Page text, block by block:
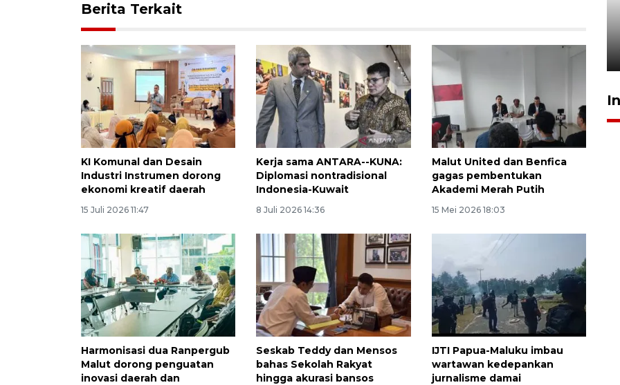
Berita Terkait
KI Komunal dan Desain
Industri Instrumen dorong
ekonomi kreatif daerah
15 Juli 2026 11:47
Kerja sama ANTARA--KUNA:
Diplomasi nontradisional
Indonesia-Kuwait
8 Juli 2026 14:36
Malut United dan Benfica
gagas pembentukan
Akademi Merah Putih
15 Mei 2026 18:03
Harmonisasi dua Ranpergub
Malut dorong penguatan
inovasi daerah dan
Seskab Teddy dan Mensos
bahas Sekolah Rakyat
hingga akurasi bansos
IJTI Papua-Maluku imbau
wartawan kedepankan
jurnalisme damai
23 Juli 2026 14:28